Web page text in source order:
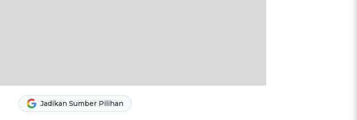
Jadikan Sumber Pilihan